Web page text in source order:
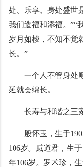
处、乐享。身处盛世
我们造福和添福。”“
岁月如梭，不知不觉
长。”
一个人不管身处
延就会绵长。
长寿与和谐之三
殷怀玉，生于
106岁。戚道君，生
年106岁。罗术珍，生